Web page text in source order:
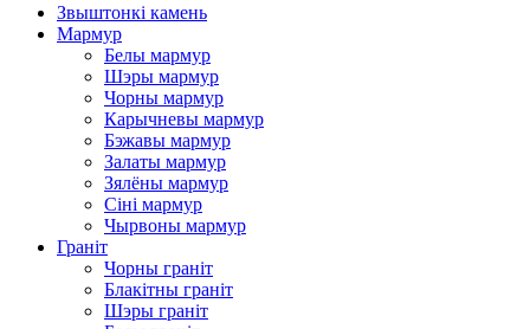
Звыштонкі камень
Мармур
Белы мармур
Шэры мармур
Чорны мармур
Карычневы мармур
Бэжавы мармур
Залаты мармур
Зялёны мармур
Сіні мармур
Чырвоны мармур
Граніт
Чорны граніт
Блакітны граніт
Шэры граніт